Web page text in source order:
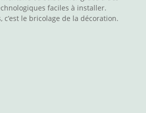
faciles à installer.
c’est le bricolage de la décoration.